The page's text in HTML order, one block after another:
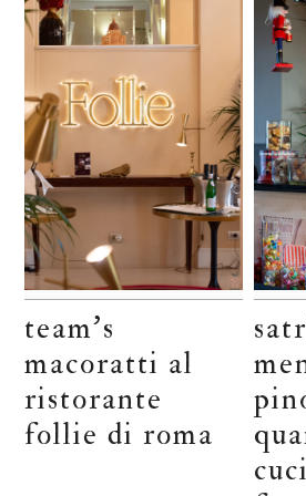
team’s
macoratti al
ristorante
follie di roma